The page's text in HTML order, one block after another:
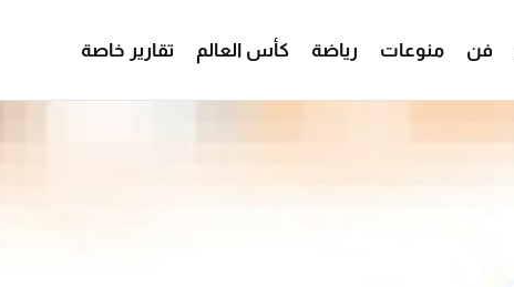
فن منوعات رياضة كأس العالم تقارير خاصة